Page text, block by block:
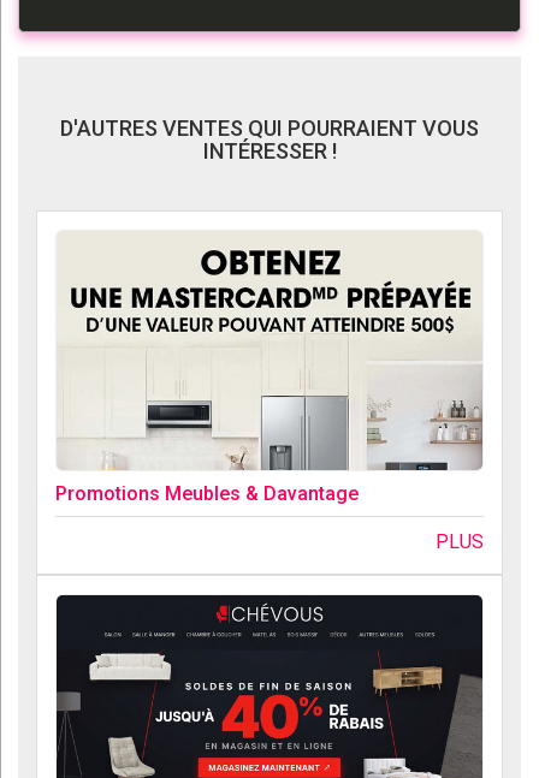
D'AUTRES VENTES QUI POURRAIENT VOUS
INTÉRESSER !
Promotions Meubles & Davantage
PLUS